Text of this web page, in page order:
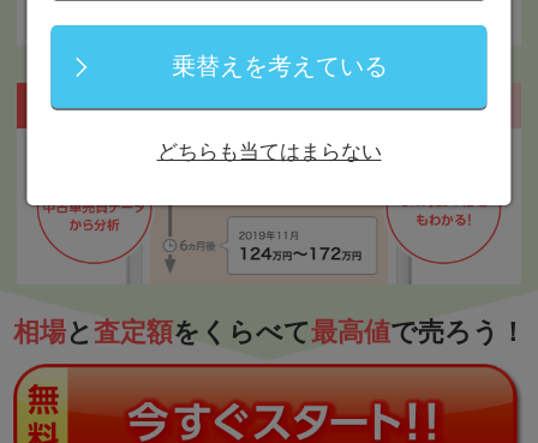
相場と査定額をくらべて最高値で売ろう！
乗替えを考えている
どちらも当てはまらない